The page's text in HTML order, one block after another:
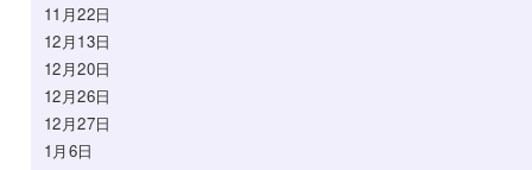
11月22日
12月13日
12月20日
12月26日
12月27日
1月6日